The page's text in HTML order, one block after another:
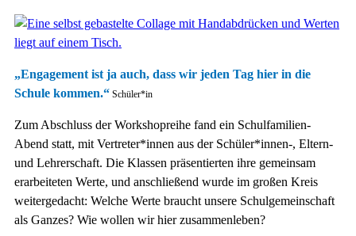
„Engagement ist ja auch, dass wir jeden Tag hier in die
Schule kommen.“ Schüler*in
Zum Abschluss der Workshopreihe fand ein Schulfamilien-
Abend statt, mit Vertreter*innen aus der Schüler*innen-, Eltern-
und Lehrerschaft. Die Klassen präsentierten ihre gemeinsam
erarbeiteten Werte, und anschließend wurde im großen Kreis
weitergedacht: Welche Werte braucht unsere Schulgemeinschaft
als Ganzes? Wie wollen wir hier zusammenleben?